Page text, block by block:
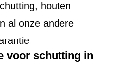
houten
al onze andere
voor schutting in